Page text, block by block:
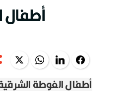
أطفال
Facebook
LinkedIn
WhatsApp
أطفال الغوطة